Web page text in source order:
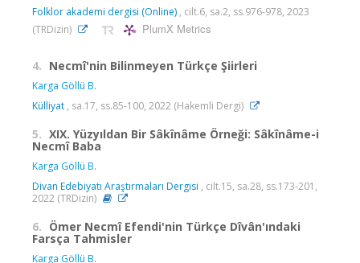
Folklor akademi dergisi (Online) , cilt.6, sa.2, ss.976-978, 2023
(TRDizin)
PlumX Metrics
4. Necmî'nin Bilinmeyen Türkçe Şiirleri
Karga Göllü B.
Külliyat , sa.17, ss.85-100, 2022 (Hakemli Dergi)
5. XIX. Yüzyıldan Bir Sâkînâme Örneği: Sâkînâme-i
Necmî Baba
Karga Göllü B.
Divan Edebiyatı Araştırmaları Dergisi , cilt.15, sa.28, ss.173-201,
2022 (TRDizin)
6. Ömer Necmî Efendi'nin Türkçe Dîvân'ındaki
Farsça Tahmisler
Karga Göllü B.